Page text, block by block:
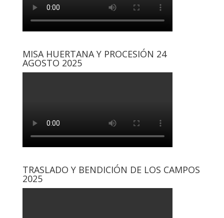
MISA HUERTANA Y PROCESIÓN 24
AGOSTO 2025
TRASLADO Y BENDICIÓN DE LOS CAMPOS
2025